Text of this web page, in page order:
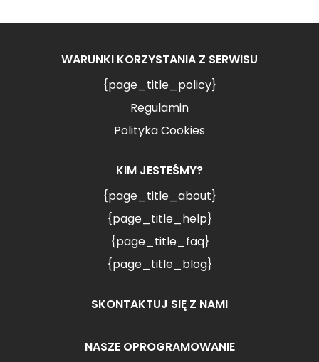
WARUNKI KORZYSTANIA Z SERWISU
{page_title_policy}
Regulamin
Polityka Cookies
KIM JESTEŚMY?
{page_title_about}
{page_title_help}
{page_title_faq}
{page_title_blog}
SKONTAKTUJ SIĘ Z NAMI
NASZE OPROGRAMOWANIE